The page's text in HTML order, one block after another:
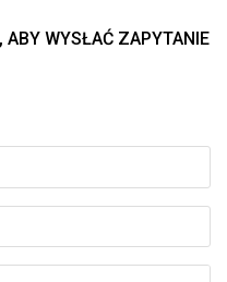
WYSŁAĆ ZAPYTANIE